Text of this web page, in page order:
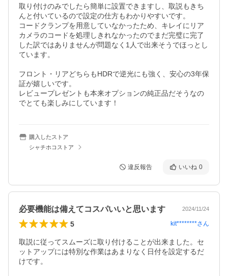
取り付けのみでしたら簡単に設置できますし、取説もきち
んと付いているので設定の仕方もわかりやすいです。
コードクランプを用意していなかったため、キレイにリア
カメラのコードを処理しきれなかったのでまだ完璧に完了
した訳ではありませんが問題なく1人で出来そうでほっとし
ています。
フロント・リアどちらもHDRで逆光にも強く、安心の3年保
証が嬉しいです。
レビュープレゼントも本来オプションの純正品だそうなの
でとても楽しみにしています！
購入したストア
シャチホコストア
違反報告 いいね 0
必要機能は備えてコスパいいと思います 2024/11/24
5 kit********さん
取説に従ってスムーズに取り付けることが出来ました。セ
ットアップには特別な作業はあまりなく日付を設定するだ
けです。